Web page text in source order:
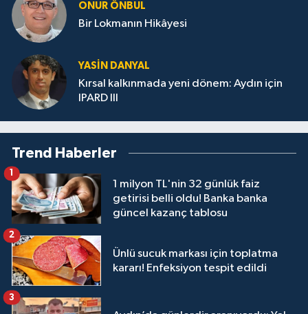
ONUR ÖNBUL
Bir Lokmanın Hikâyesi
YASIN DANYAL
Kırsal kalkınmada yeni dönem: Aydın için
IPARD III
Trend Haberler
1 milyon TL'nin 32 günlük faiz
getirisi belli oldu! Banka banka
güncel kazanç tablosu
1
Ünlü sucuk markası için toplatma
kararı! Enfeksiyon tespit edildi
2
3